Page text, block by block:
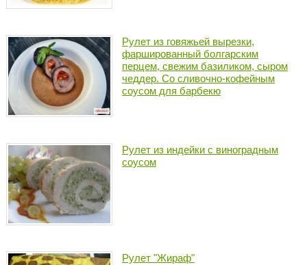
Рулет из говяжьей вырезки,
фаршированный болгарским
перцем, свежим базиликом, сыром
чеддер. Со сливочно-кофейным
соусом для барбекю
Рулет из индейки с виноградным
соусом
Рулет "Жираф"